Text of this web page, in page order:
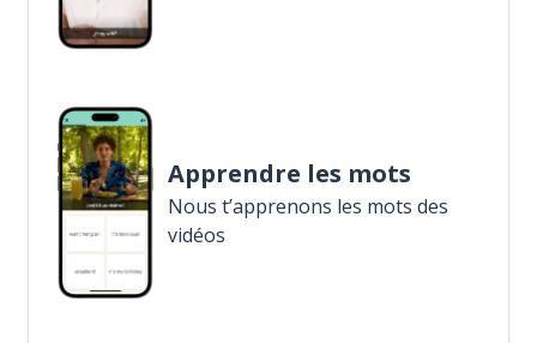
Apprendre les mots
Nous t’apprenons les mots des
vidéos